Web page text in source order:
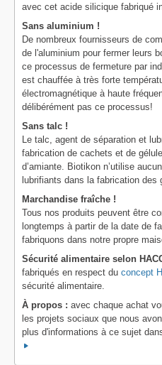
avec cet acide silicique fabriqué
Sans aluminium !
De nombreux fournisseurs de
de l'aluminium pour fermer leurs
ce processus de fermeture par
est chauffée à très forte
électromagnétique à haute
délibérément pas ce processus!
Sans talc !
Le talc, agent de séparation et
fabrication de cachets et de
d’amiante. Biotikon n’utilise
lubrifiants dans la fabrication des
Marchandise fraîche !
Tous nos produits peuvent être
longtemps à partir de la date de
fabriquons dans notre propre
Sécurité alimentaire selon
fabriqués en respect du concept
sécurité alimentaire.
À propos : avec chaque achat
les projets sociaux que nous
plus d'informations à ce sujet